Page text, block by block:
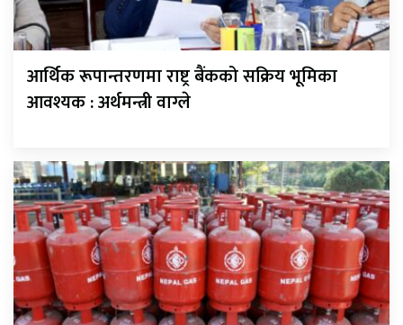
आर्थिक रूपान्तरणमा राष्ट्र बैंकको सक्रिय भूमिका
आवश्यक : अर्थमन्त्री वाग्ले